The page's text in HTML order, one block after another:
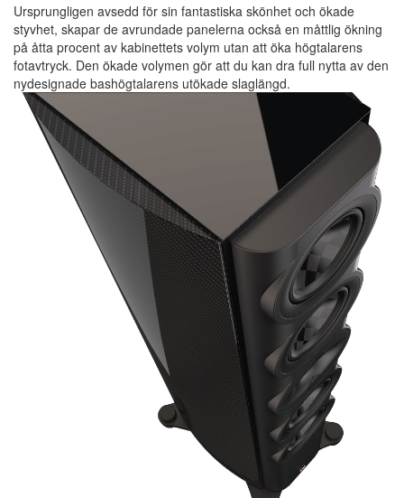
Ursprungligen avsedd för sin fantastiska skönhet och ökade
styvhet, skapar de avrundade panelerna också en måttlig ökning
på åtta procent av kabinettets volym utan att öka högtalarens
fotavtryck. Den ökade volymen gör att du kan dra full nytta av den
nydesignade bashögtalarens utökade slaglängd.